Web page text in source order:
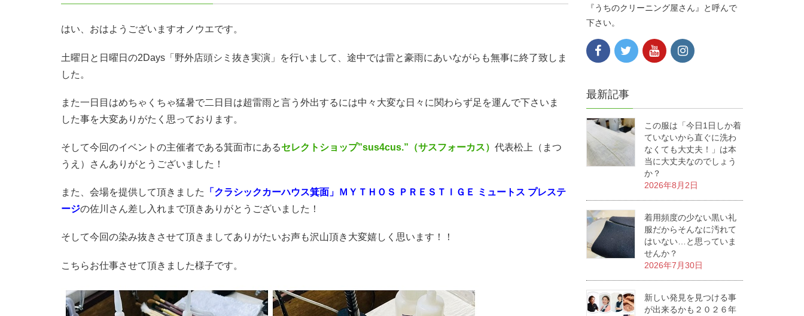
はい、おはようございますオノウエです。
土曜日と日曜日の2Days「野外店頭シミ抜き実演」を行いまして、途中では雷と豪雨にあいながらも無事に終了致しま
した。
また一日目はめちゃくちゃ猛暑で二日目は超雷雨と言う外出するには中々大変な日々に関わらず足を運んで下さいま
した事を大変ありがたく思っております。
そして今回のイベントの主催者である箕面市にあるセレクトショップ”sus4cus.”（サスフォーカス） 代表松上（まつ
うえ）さんありがとうございました！
また、会場を提供して頂きました
「クラシックカーハウス箕面」ＭＹＴＨＯＳ ＰＲＥＳＴＩＧＥ ミュートス プレステ
ージの佐川さん差し入れまで頂きありがとうございました！
そして今回の染み抜きさせて頂きましてありがたいお声も沢山頂き大変嬉しく思います！！
こちらお仕事させて頂きました様子です。
『うちのクリーニング屋さん』と呼んで
下さい。
最新記事
この服は「今日1日しか着
ていないから直ぐに洗わ
なくても大丈夫！」は本
当に大丈夫なのでしょう
か？
2026年8月2日
着用頻度の少ない黒い礼
服だからそんなに汚れて
はいない…と思っていま
せんか？
2026年7月30日
新しい発見を見つける事
が出来るかも２０２６年